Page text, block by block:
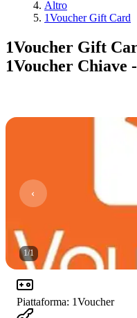
Altro
1Voucher Gift Card
1Voucher Gift
1Voucher Chiave
1/1
Piattaforma: 1Voucher